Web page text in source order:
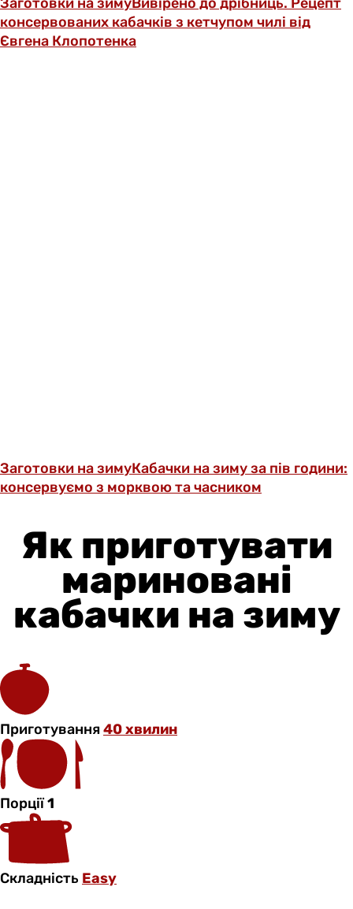
консервованих кабачків з кетчупом чилі від
Євгена Клопотенка
Заготовки на зимуКабачки на зиму за пів години:
консервуємо з морквою та часником
Як приготувати
мариновані
кабачки на зиму
Приготування40 хвилин
Порції1
Складність Easy